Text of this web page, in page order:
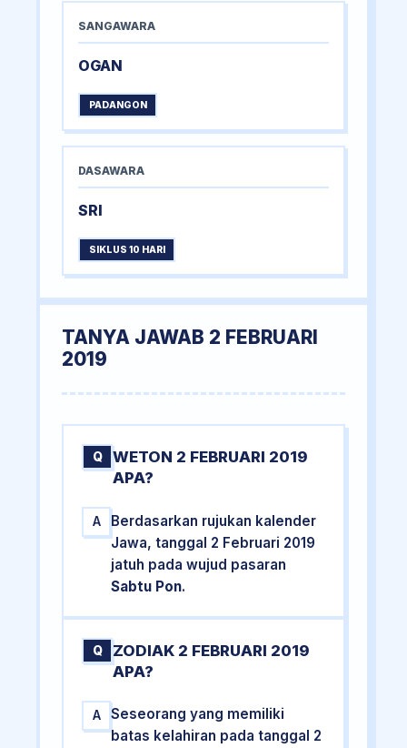
SANGAWARA
OGAN
PADANGON
DASAWARA
SRI
SIKLUS 10 HARI
TANYA JAWAB 2 FEBRUARI
2019
Q
WETON 2 FEBRUARI 2019
APA?
A
Berdasarkan rujukan kalender
Jawa, tanggal 2 Februari 2019
jatuh pada wujud pasaran
Sabtu Pon.
Q
ZODIAK 2 FEBRUARI 2019
APA?
A
Seseorang yang memiliki
batas kelahiran pada tanggal 2